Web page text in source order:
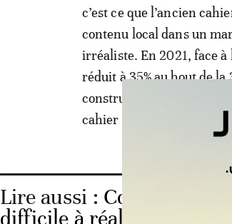
c’est ce que l’ancien
contenu local dans un
irréaliste. En 2021, face
réduit à 35% au bout de
constructeur automobile
cahier des charges.
Lire aussi : Construction
difficile à réaliser, exigé